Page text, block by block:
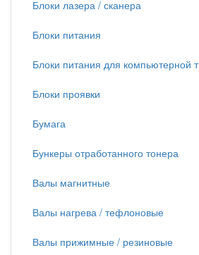
Блоки лазера / сканера
Блоки питания
Блоки питания для компьютерной т
Блоки проявки
Бумага
Бункеры отработанного тонера
Валы магнитные
Валы нагрева / тефлоновые
Валы прижимные / резиновые